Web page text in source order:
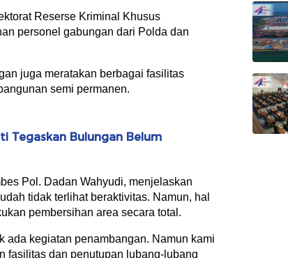
Reserse Kriminal Khusus
personel gabungan dari Polda dan
juga meratakan berbagai fasilitas
semi permanen.
Tegaskan Bulungan Belum
Pol. Dadan Wahyudi, menjelaskan
tidak terlihat beraktivitas. Namun, hal
pembersihan area secara total.
ada kegiatan penambangan. Namun kami
fasilitas dan penutupan lubang-lubang